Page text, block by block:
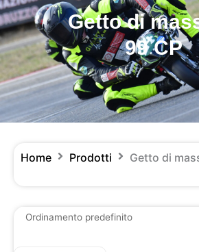
Getto di
99 CP
Home Prodotti Getto di